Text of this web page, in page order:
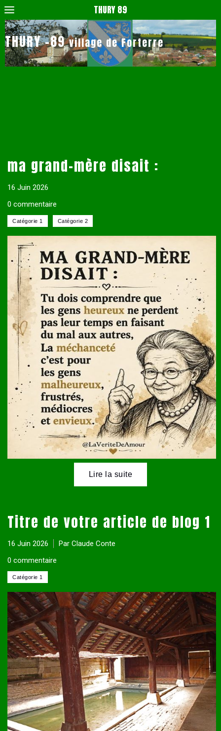
THURY 89
THURY -89village de Forterre
ma grand-mère disait :
16 Juin 2026
0 commentaire
Titre de votre article de blog 1
16 Juin 2026
Par Claude Conte
0 commentaire